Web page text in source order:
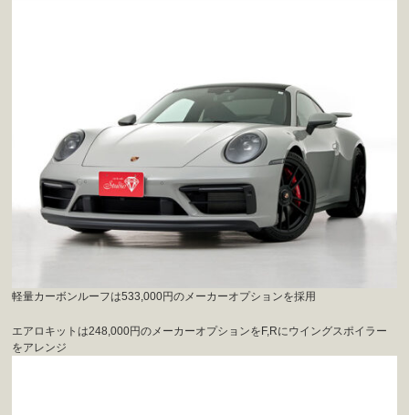
軽量カーボンルーフは533,000円のメーカーオプションを採用
エアロキットは248,000円のメーカーオプションをF,Rにウイングスポイラー
をアレンジ